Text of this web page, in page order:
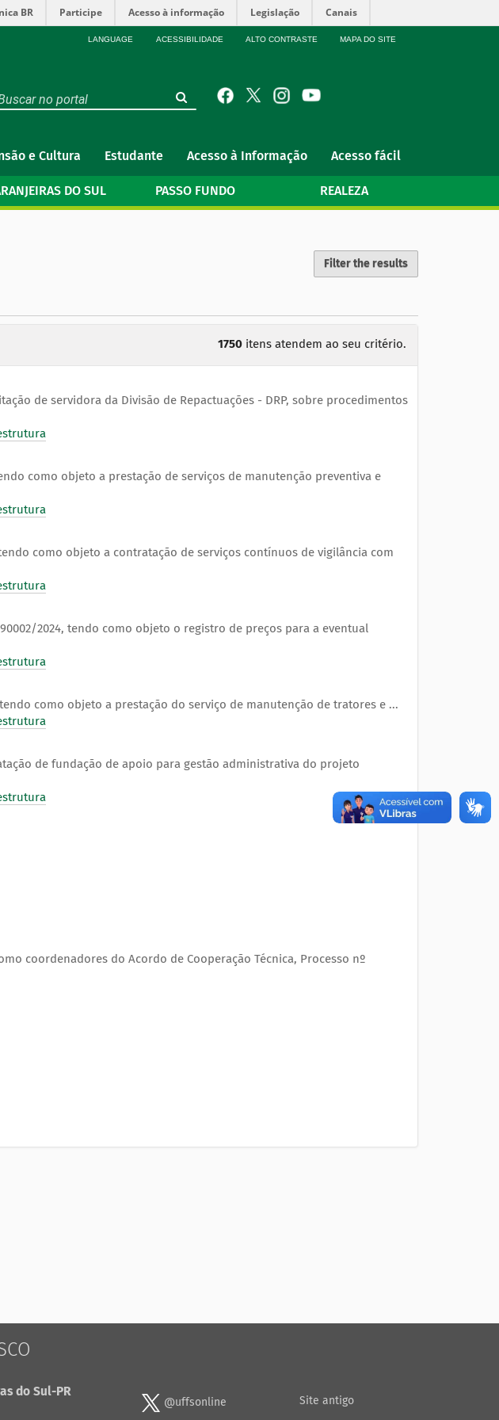
BR Participe Acesso à informação Legislação Canais
LANGUAGE ACESSIBILIDADE ALTO CONTRASTE MAPA DO SITE
e Cultura Estudante Acesso à Informação Acesso fácil
DO SUL PASSO FUNDO REALEZA
Filter the results
1750 itens atendem ao seu critério.
de servidora da Divisão de Repactuações - DRP, sobre procedimentos
como objeto a prestação de serviços de manutenção preventiva e
como objeto a contratação de serviços contínuos de vigilância com
2024, tendo como objeto o registro de preços para a eventual
como objeto a prestação do serviço de manutenção de tratores e ...
de fundação de apoio para gestão administrativa do projeto
coordenadores do Acordo de Cooperação Técnica, Processo nº
do Sul-PR
@uffsonline Site antigo